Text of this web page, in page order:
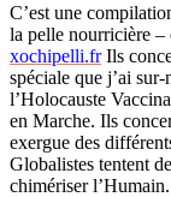
C’est une
la pelle nourricière –
xochipelli.frIls
spéciale que j’ai
l’Holocauste
en Marche. Ils
exergue des
Globalistes tentent
chimériser l’Humain.